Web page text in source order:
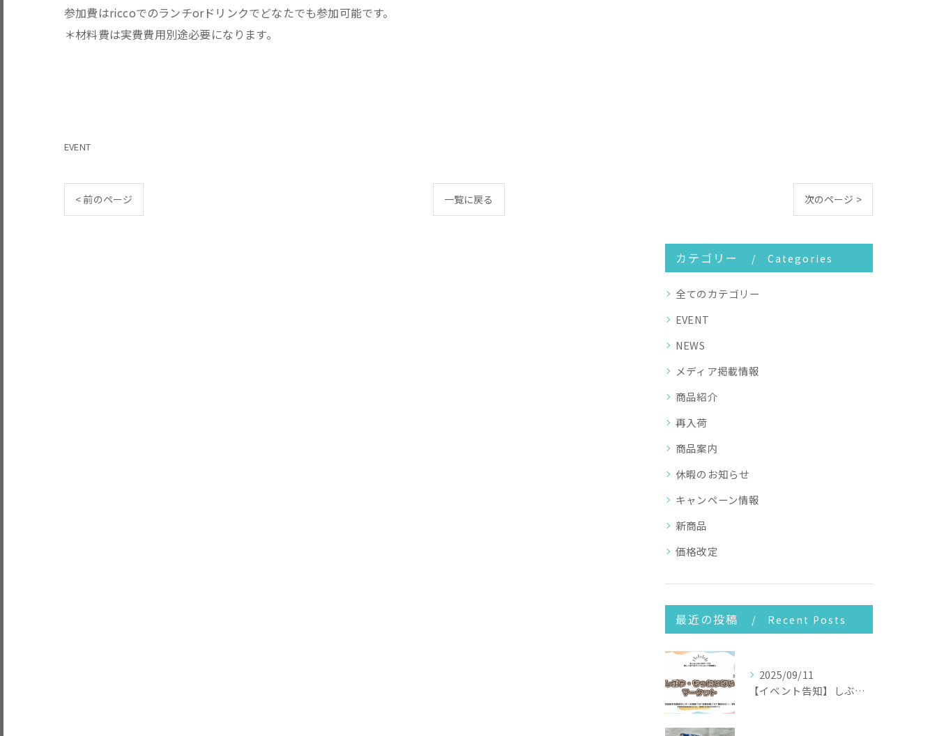
参加費はriccoでのランチorドリンクでどなたでも参加可能です。
＊材料費は実費費用別途必要になります。
EVENT
< 前のページ 一覧に戻る 次のページ >
カテゴリー Categories
全てのカテゴリー
EVENT
NEWS
メディア掲載情報
商品紹介
再入荷
商品案内
休暇のお知らせ
キャンペーン情報
新商品
価格改定
最近の投稿 Recent Posts
2025/09/11
【イベント告知】しぶや・もったいないマーケット2025